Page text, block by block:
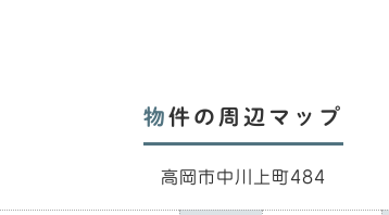
物件の周辺マップ
高岡市中川上町484